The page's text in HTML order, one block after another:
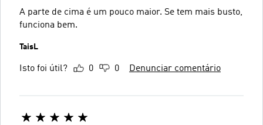
A parte de cima é um pouco maior. Se tem mais busto,
funciona bem.
TaisL
Isto foi útil? 0 0 Denunciar comentário